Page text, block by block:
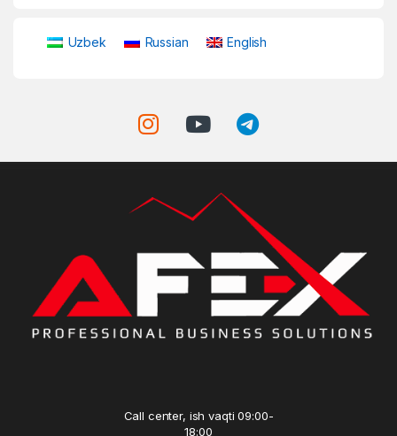
Uzbek Russian English
Call center, ish vaqti 09:00-
18:00